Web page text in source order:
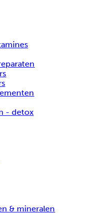
- detox
& mineralen